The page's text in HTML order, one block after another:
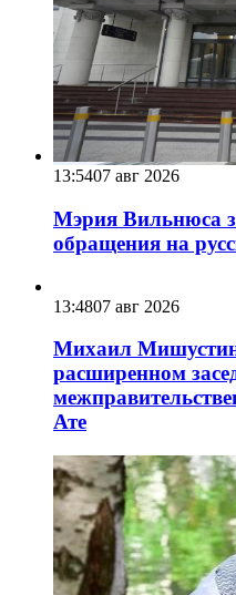
13:5407 авг 2026
Мэрия Вильнюса
обращения на
13:4807 авг 2026
Михаил
расширенном
Ате